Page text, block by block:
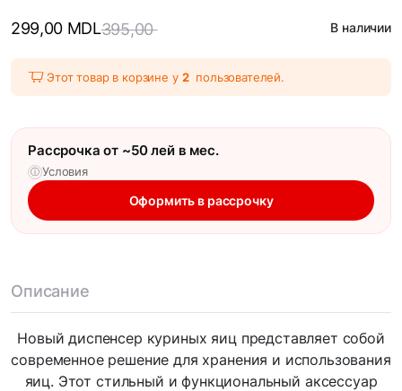
395,00
299,00 MDL В наличии
Этот товар в корзине у 2 пользователей.
Рассрочка от ~50 лей в мес.
ⓘ Условия
Оформить в рассрочку
Описание
Новый диспенсер куриных яиц представляет собой
современное решение для хранения и использования
яиц. Этот стильный и функциональный аксессуар